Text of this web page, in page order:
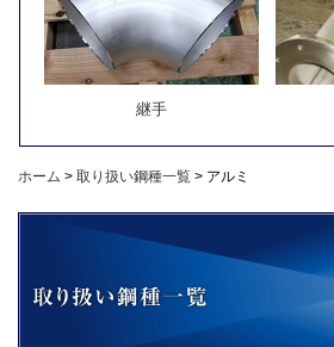
継手
ホーム > 取り扱い鋼種一覧 > アルミ